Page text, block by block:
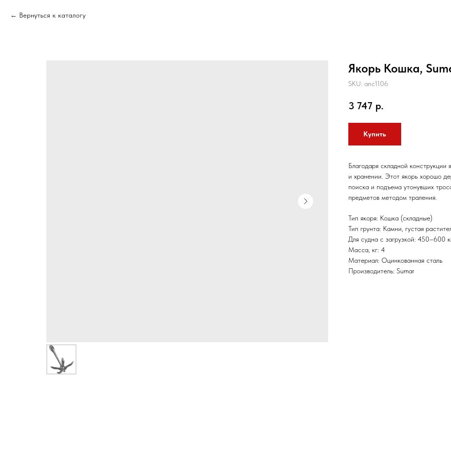
Вернуться к каталогу
Якорь Кошка,
SKU: anc1106
3 747 р.
Купить
Благодаря складной
и хранении. Этот якорь хорошо
поиска и подъема утонувших
предметов методом траления.
Тип якоря: Кошка (складные)
Тип грунта: Камни, густая
Для судна с загрузкой: 450–600
Масса, кг: 4
Материал: Оцинкованная сталь
Производитель: Sumar